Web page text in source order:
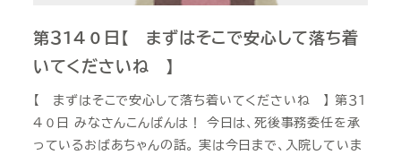
第３１４０日【 まずはそこで安心して落ち着
いてくださいね 】
【 まずはそこで安心して落ち着いてくださいね 】 第３１
４０日 みなさんこんばんは！ 今日は、死後事務委任を承
っているおばあちゃんの話。 実は今日まで、入院していま